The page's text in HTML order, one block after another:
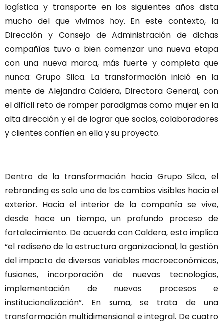
logística y transporte en los siguientes años dista
mucho del que vivimos hoy. En este contexto, la
Dirección y Consejo de Administración de dichas
compañías tuvo a bien comenzar una nueva etapa
con una nueva marca, más fuerte y completa que
nunca: Grupo Silca. La transformación inició en la
mente de Alejandra Caldera, Directora General, con
el difícil reto de romper paradigmas como mujer en la
alta dirección y el de lograr que socios, colaboradores
y clientes confíen en ella y su proyecto.
Dentro de la transformación hacia Grupo Silca, el
rebranding es solo uno de los cambios visibles hacia el
exterior. Hacia el interior de la compañía se vive,
desde hace un tiempo, un profundo proceso de
fortalecimiento. De acuerdo con Caldera, esto implica
“el rediseño de la estructura organizacional, la gestión
del impacto de diversas variables macroeconómicas,
fusiones, incorporación de nuevas tecnologías,
implementación de nuevos procesos e
institucionalización”. En suma, se trata de una
transformación multidimensional e integral. De cuatro